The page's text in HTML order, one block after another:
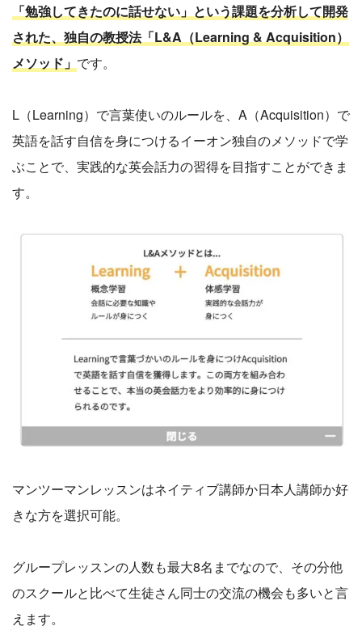
「勉強してきたのに話せない」という課題を分析して開発
された、独自の教授法「L&A（Learning & Acquisition）
メソッド」 です。
L（Learning）で言葉使いのルールを、A（Acquisition）で
英語を話す自信を身につけるイーオン独自のメソッドで学
ぶことで、実践的な英会話力の習得を目指すことができま
す。
マンツーマンレッスンはネイティブ講師か日本人講師か好
きな方を選択可能。
グループレッスンの人数も最大8名までなので、その分他
のスクールと比べて生徒さん同士の交流の機会も多いと言
えます。